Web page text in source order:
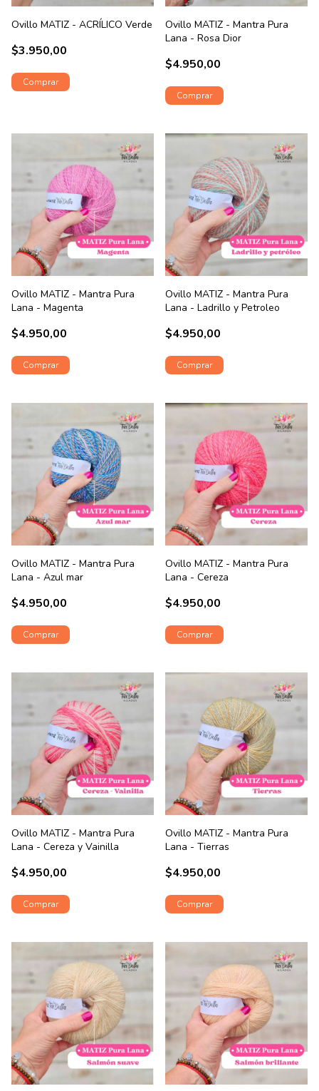
Ovillo MATIZ - ACRÍLICO Verde
$3.950,00
Ovillo MATIZ - Mantra Pura
Lana - Rosa Dior
$4.950,00
Ovillo MATIZ - Mantra Pura
Lana - Magenta
$4.950,00
Ovillo MATIZ - Mantra Pura
Lana - Ladrillo y Petroleo
$4.950,00
Ovillo MATIZ - Mantra Pura
Lana - Azul mar
$4.950,00
Ovillo MATIZ - Mantra Pura
Lana - Cereza
$4.950,00
Ovillo MATIZ - Mantra Pura
Lana - Cereza y Vainilla
$4.950,00
Ovillo MATIZ - Mantra Pura
Lana - Tierras
$4.950,00